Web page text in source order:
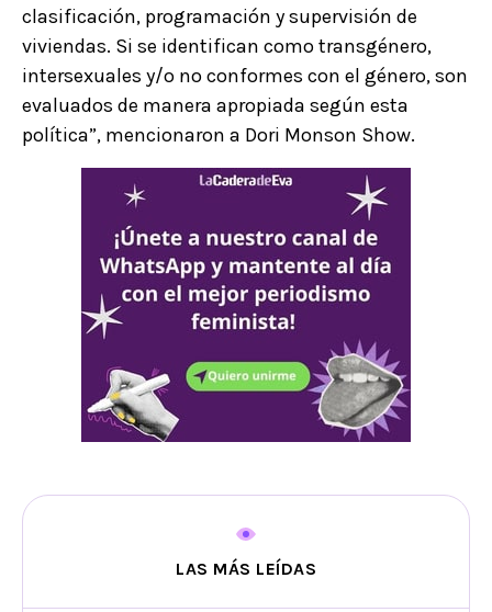
clasificación, programación y supervisión de
viviendas. Si se identifican como transgénero,
intersexuales y/o no conformes con el género, son
evaluados de manera apropiada según esta
política”, mencionaron a Dori Monson Show.
LAS MÁS LEÍDAS